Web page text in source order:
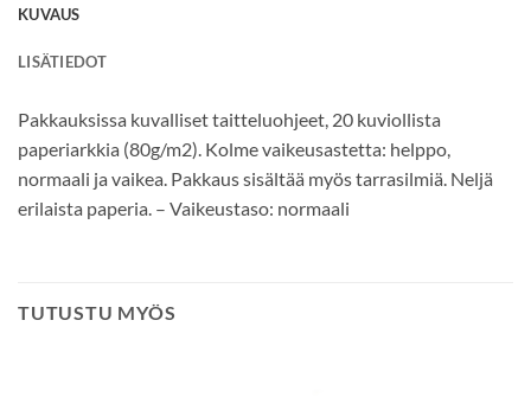
KUVAUS
LISÄTIEDOT
Pakkauksissa kuvalliset taitteluohjeet, 20 kuviollista
paperiarkkia (80g/m2). Kolme vaikeusastetta: helppo,
normaali ja vaikea. Pakkaus sisältää myös tarrasilmiä. Neljä
erilaista paperia. – Vaikeustaso: normaali
TUTUSTU MYÖS